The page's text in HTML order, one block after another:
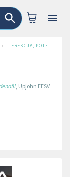
› EREKCJA, POTENCJA
, Upjohn EESV